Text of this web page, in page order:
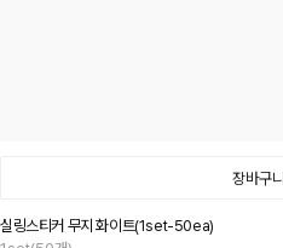
장바구니
실링스티커 무지 화이트(1set-50ea)